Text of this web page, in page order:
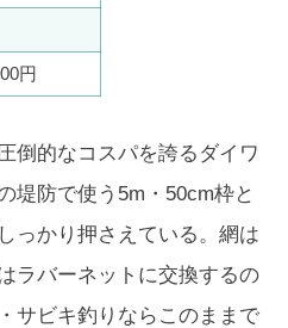
円
倒的なコスパを誇るダイワ
堤防で使う5m・50cm枠と
っかり押さえている。網は
ラバーネットに交換するの
サビキ釣りならこのままで